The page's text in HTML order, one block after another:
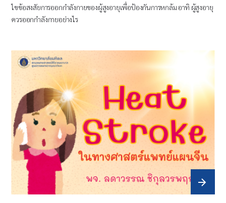
ไขข้อสงสัยการออกกำลังกายของผู้สูงอายุเพื่อป้องกันการหกล้ม อาทิ ผู้สูงอายุ
ควรออกกำลังกายอย่างไร